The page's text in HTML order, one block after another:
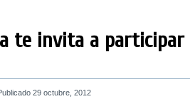
te invita a participar
29 octubre, 2012